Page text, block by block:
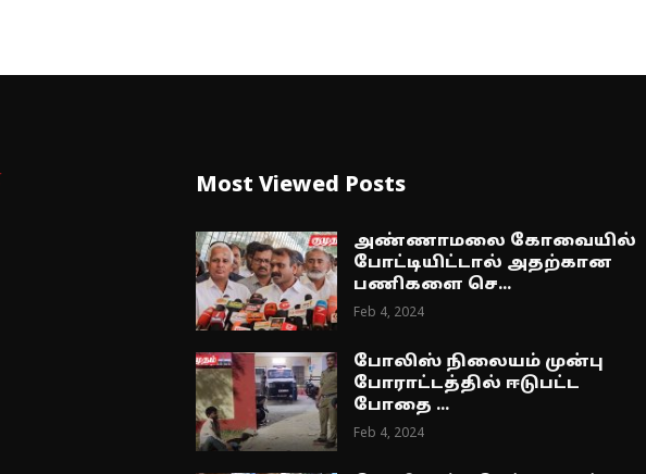
Most Viewed Posts
அண்ணாமலை கோவையில்
போட்டியிட்டால் அதற்கான
பணிகளை செ...
Feb 4, 2024
போலிஸ் நிலையம் முன்பு
போராட்டத்தில் ஈடுபட்ட
போதை ...
Feb 4, 2024